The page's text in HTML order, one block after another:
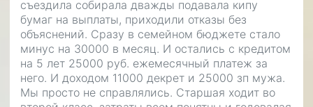
съездила собирала дважды подавала кипу
бумаг на выплаты, приходили отказы без
объяснений. Сразу в семейном бюджете стало
минус на 30000 в месяц. И остались с кредитом
на 5 лет 25000 руб. ежемесячный платеж за
него. И доходом 11000 декрет и 25000 зп мужа.
Мы просто не справлялись. Старшая ходит во